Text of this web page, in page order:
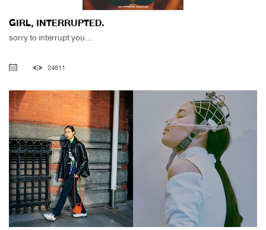
GIRL, INTERRUPTED.
sorry to interrupt you...
24811